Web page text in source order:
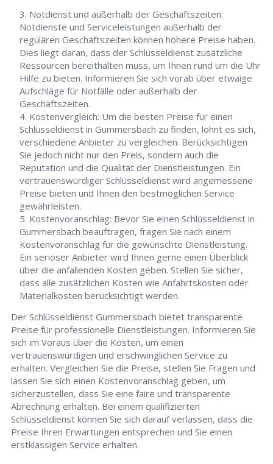
Notdienst und außerhalb der Geschäftszeiten:
Notdienste und Serviceleistungen außerhalb der
regulären Geschäftszeiten können höhere Preise haben.
Dies liegt daran, dass der Schlüsseldienst zusätzliche
Ressourcen bereithalten muss, um Ihnen rund um die Uhr
Hilfe zu bieten. Informieren Sie sich vorab über etwaige
Aufschläge für Notfälle oder außerhalb der
Geschäftszeiten.
Kostenvergleich: Um die besten Preise für einen
Schlüsseldienst in Gummersbach zu finden, lohnt es sich,
verschiedene Anbieter zu vergleichen. Berücksichtigen
Sie jedoch nicht nur den Preis, sondern auch die
Reputation und die Qualität der Dienstleistungen. Ein
vertrauenswürdiger Schlüsseldienst wird angemessene
Preise bieten und Ihnen den bestmöglichen Service
gewährleisten.
Kostenvoranschlag: Bevor Sie einen Schlüsseldienst in
Gummersbach beauftragen, fragen Sie nach einem
Kostenvoranschlag für die gewünschte Dienstleistung.
Ein seriöser Anbieter wird Ihnen gerne einen Überblick
über die anfallenden Kosten geben. Stellen Sie sicher,
dass alle zusätzlichen Kosten wie Anfahrtskosten oder
Materialkosten berücksichtigt werden.
Der Schlüsseldienst Gummersbach bietet transparente
Preise für professionelle Dienstleistungen. Informieren Sie
sich im Voraus über die Kosten, um einen
vertrauenswürdigen und erschwinglichen Service zu
erhalten. Vergleichen Sie die Preise, stellen Sie Fragen und
lassen Sie sich einen Kostenvoranschlag geben, um
sicherzustellen, dass Sie eine faire und transparente
Abrechnung erhalten. Bei einem qualifizierten
Schlüsseldienst können Sie sich darauf verlassen, dass die
Preise Ihren Erwartungen entsprechen und Sie einen
erstklassigen Service erhalten.